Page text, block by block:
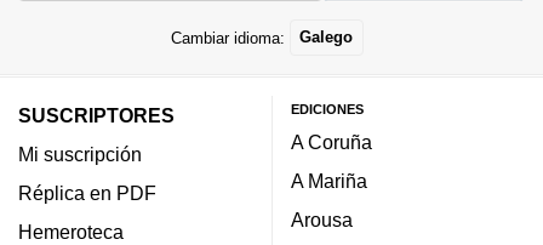
Cambiar idioma: Galego
SUSCRIPTORES
Mi suscripción
Réplica en PDF
Hemeroteca
EDICIONES
A Coruña
A Mariña
Arousa